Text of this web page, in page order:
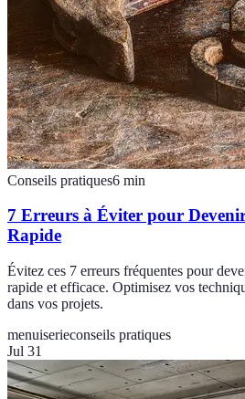
Conseils pratiques6 min
7 Erreurs à Éviter pour
Rapide
Évitez ces 7 erreurs fréquentes pour
rapide et efficace. Optimisez vos
dans vos projets.
menuiserieconseils pratiques
Jul 31